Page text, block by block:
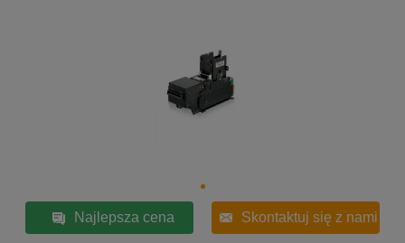
Najlepsza cena Skontaktuj się z nami